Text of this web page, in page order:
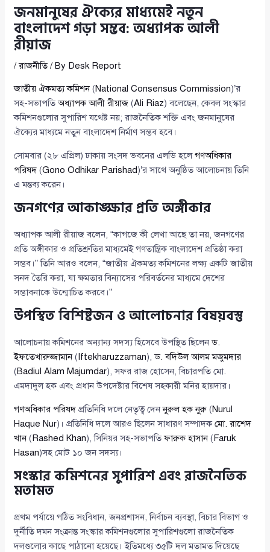
জনমানুষের ঐক্যের মাধ্যমেই নতুন
বাংলাদেশ গড়া সম্ভব: অধ্যাপক আলী
রীয়াজ
/রাজনীতি/ By Desk Report
জাতীয় ঐকমত্য কমিশন(National Consensus Commission)’র
সহ-সভাপতিঅধ্যাপক আলী রীয়াজ (Ali Riaz) বলেছেন, কেবল সংস্কার
কমিশনগুলোর সুপারিশ যথেষ্ট নয়; রাজনৈতিক শক্তি এবং জনমানুষের
ঐক্যের মাধ্যমে নতুন বাংলাদেশ নির্মাণ সম্ভব হবে।
সোমবার (২৮ এপ্রিল) ঢাকায় সংসদ ভবনের এলডি হলেগণঅধিকার
পরিষদ (Gono Odhikar Parishad)’র সাথে অনুষ্ঠিত আলোচনায় তিনি
এ মন্তব্য করেন।
জনগণের আকাঙ্ক্ষার প্রতি অঙ্গীকার
অধ্যাপক আলী রীয়াজ বলেন, “কাগজে কী লেখা আছে তা নয়, জনগণের
প্রতি অঙ্গীকার ও প্রতিশ্রুতির মাধ্যমেই গণতান্ত্রিক বাংলাদেশ প্রতিষ্ঠা করা
সম্ভব।” তিনি আরও বলেন, “জাতীয় ঐকমত্য কমিশনের লক্ষ্য একটি জাতীয়
সনদ তৈরি করা, যা ক্ষমতার বিন্যাসের পরিবর্তনের মাধ্যমে দেশের
সম্ভাবনাকে উন্মোচিত করবে।”
উপস্থিত বিশিষ্টজন ও আলোচনার বিষয়বস্তু
আলোচনায় কমিশনের অন্যান্য সদস্য হিসেবে উপস্থিত ছিলেনড.
ইফতেখারুজ্জামান(Iftekharuzzaman),ড. বদিউল আলম মজুমদার
(Badiul Alam Majumdar), সফর রাজ হোসেন, বিচারপতি মো.
এমদাদুল হক এবং প্রধান উপদেষ্টার বিশেষ সহকারী মনির হায়দার।
গণঅধিকার পরিষদ প্রতিনিধি দলে নেতৃত্ব দেননুরুল হক নুরু (Nurul
Haque Nur)। প্রতিনিধি দলে আরও ছিলেন সাধারণ সম্পাদকমো. রাশেদ
খান(Rashed Khan), সিনিয়র সহ-সভাপতিফারুক হাসান(Faruk
Hasan)সহ মোট ১০ জন সদস্য।
সংস্কার কমিশনের সুপারিশ এবং রাজনৈতিক
মতামত
প্রথম পর্যায়ে গঠিত সংবিধান, জনপ্রশাসন, নির্বাচন ব্যবস্থা, বিচার বিভাগ ও
দুর্নীতি দমন সংক্রান্ত সংস্কার কমিশনগুলোর সুপারিশগুলো রাজনৈতিক
দলগুলোর কাছে পাঠানো হয়েছে। ইতিমধ্যে ৩৫টি দল মতামত দিয়েছে